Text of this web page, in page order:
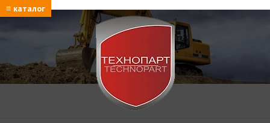
≡ каталог